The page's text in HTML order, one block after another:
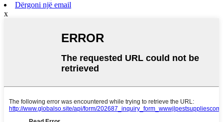
Dërgoni një email
x